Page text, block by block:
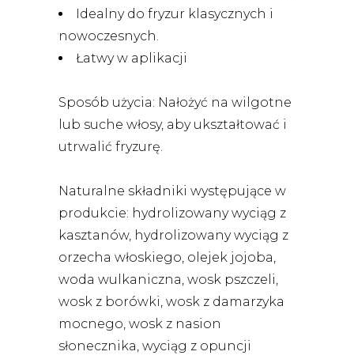
Idealny do fryzur klasycznych i
nowoczesnych.
Łatwy w aplikacji
Sposób użycia: Nałożyć na wilgotne
lub suche włosy, aby ukształtować i
utrwalić fryzurę.
Naturalne składniki występujące w
produkcie: hydrolizowany wyciąg z
kasztanów, hydrolizowany wyciąg z
orzecha włoskiego, olejek jojoba,
woda wulkaniczna, wosk pszczeli,
wosk z borówki, wosk z damarzyka
mocnego, wosk z nasion
słonecznika, wyciąg z opuncji